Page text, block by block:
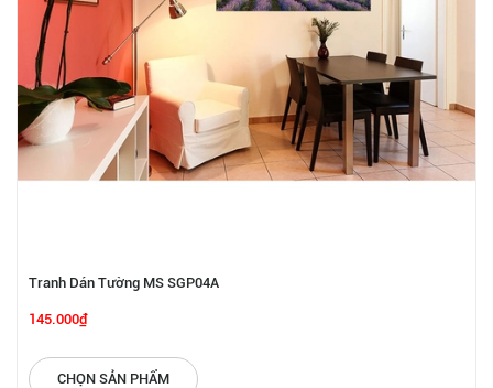
Tranh Dán Tường MS SGP04A
145.000₫
CHỌN SẢN PHẨM